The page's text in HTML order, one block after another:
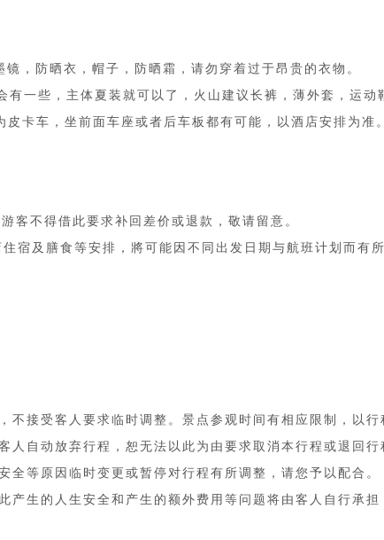
，防晒衣，帽子，防晒霜，请勿穿着过于昂贵的衣物。
一些，主体夏装就可以了，火山建议长裤，薄外套，运动
卡车，坐前面车座或者后车板都有可能，以酒店安排为准。
客不得借此要求补回差价或退款，敬请留意。
宿及膳食等安排，將可能因不同出发⽇期与航班计划⽽有
不接受客人要求临时调整。景点参观时间有相应限制，以行
人自动放弃行程，恕无法以此为由要求取消本行程或退回行
全等原因临时变更或暂停对行程有所调整，请您予以配合。
产生的人生安全和产生的额外费用等问题将由客人自行承担